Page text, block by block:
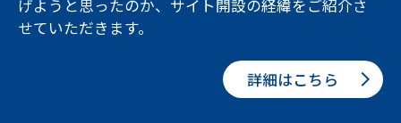
げようと思ったのか、サイト開設の経緯をご紹介さ
せていただきます。
詳細はこちら